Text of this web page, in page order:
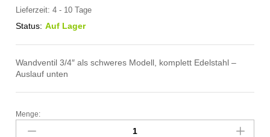
Lieferzeit:4 - 10 Tage
Status: Auf Lager
Wandventil 3/4″ als schweres Modell, komplett Edelstahl –
Auslauf unten
clarix
Wandventil
Menge: